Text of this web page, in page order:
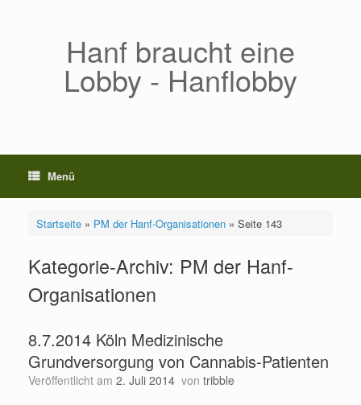
Hanf braucht eine
Lobby - Hanflobby
Menü
Startseite» PM der Hanf-Organisationen» Seite 143
Kategorie-Archiv: PM der Hanf-
Organisationen
8.7.2014 Köln Medizinische
Grundversorgung von Cannabis-Patienten
Veröffentlicht am 2. Juli 2014 von tribble